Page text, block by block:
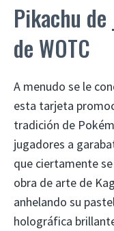
Pikachu de
de WOTC
A menudo se le
esta tarjeta
tradición de
jugadores a
que ciertamente
obra de arte de
anhelando su
holográfica